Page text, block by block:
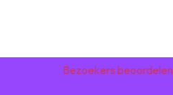
Bezoekers